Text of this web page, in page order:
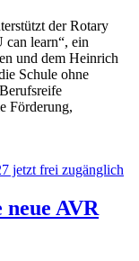
der Rotary
learn“, ein
und dem Heinrich
Schule ohne
Förderung,
AVR